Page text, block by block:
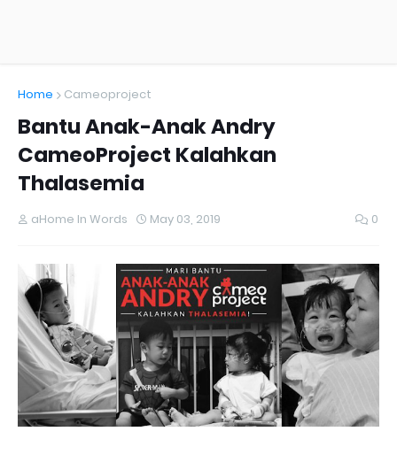
Home Cameoproject
Bantu Anak-Anak Andry
CameoProject Kalahkan
Thalasemia
aHome In Words May 03, 2019 0